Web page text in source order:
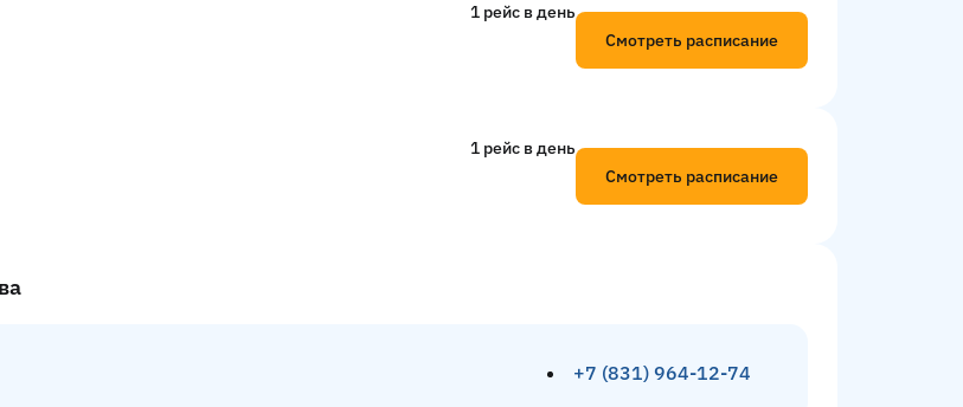
1 рейс в день
Смотреть расписание
1 рейс в день
Смотреть расписание
+7 (831) 964-12-74